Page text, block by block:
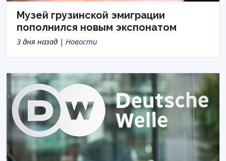
Музей грузинской эмиграции
пополнился новым экспонатом
3 дня назад | Новости